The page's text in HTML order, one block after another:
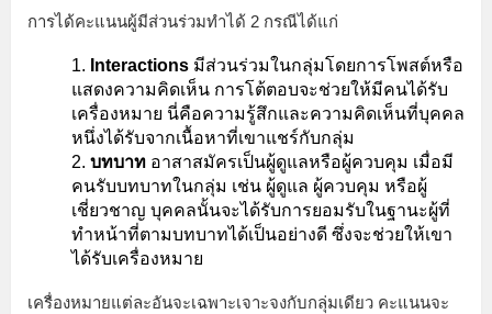
การได้คะแนนผู้มีส่วนร่วมทำได้ 2 กรณีได้แก่
Interactions มีส่วนร่วมในกลุ่มโดยการโพสต์หรือ
แสดงความคิดเห็น การโต้ตอบจะช่วยให้มีคนได้รับ
เครื่องหมาย นี่คือความรู้สึกและความคิดเห็นที่บุคคล
หนึ่งได้รับจากเนื้อหาที่เขาแชร์กับกลุ่ม
บทบาท อาสาสมัครเป็นผู้ดูแลหรือผู้ควบคุม เมื่อมี
คนรับบทบาทในกลุ่ม เช่น ผู้ดูแล ผู้ควบคุม หรือผู้
เชี่ยวชาญ บุคคลนั้นจะได้รับการยอมรับในฐานะผู้ที่
ทำหน้าที่ตามบทบาทได้เป็นอย่างดี ซึ่งจะช่วยให้เขา
ได้รับเครื่องหมาย
เครื่องหมายแต่ละอันจะเฉพาะเจาะจงกับกลุ่มเดียว คะแนนจะ